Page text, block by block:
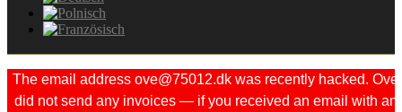
The email address ove@75012.dk was recently hacked. Ove
did not send any invoices — if you received an email with an